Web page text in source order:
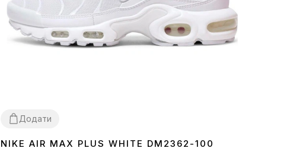
Додати
3637 38 39 404142 434445
NIKE AIR MAX PLUS WHITE DM2362-100